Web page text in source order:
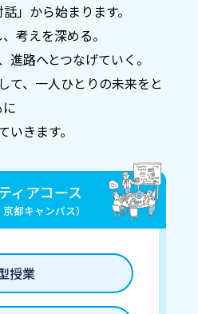
」から始まります。
考えを深める。
進路へとつなげていく。
、 一人ひとりの未来をと
いきます。
ィアコース
京都キャンパス）
授業